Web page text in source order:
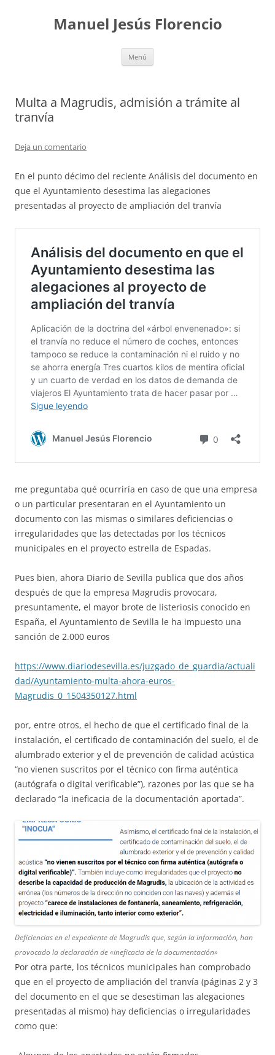
contenidoManuel Jesús Florencio
Menú
Multa a Magrudis, admisión a trámite al
tranvía
Deja un comentario
En el punto décimo del reciente Análisis del documento en
que el Ayuntamiento desestima las alegaciones
presentadas al proyecto de ampliación del tranvía
me preguntaba qué ocurriría en caso de que una empresa
o un particular presentaran en el Ayuntamiento un
documento con las mismas o similares deficiencias o
irregularidades que las detectadas por los técnicos
municipales en el proyecto estrella de Espadas.
Pues bien, ahora Diario de Sevilla publica que dos años
después de que la empresa Magrudis provocara,
presuntamente, el mayor brote de listeriosis conocido en
España, el Ayuntamiento de Sevilla le ha impuesto una
sanción de 2.000 euros
https://www.diariodesevilla.es/juzgado_de_guardia/actuali
dad/Ayuntamiento-multa-ahora-euros-
Magrudis_0_1504350127.html
por, entre otros, el hecho de que el certificado final de la
instalación, el certificado de contaminación del suelo, el de
alumbrado exterior y el de prevención de calidad acústica
“no vienen suscritos por el técnico con firma auténtica
(autógrafa o digital verificable”), razones por las que se ha
declarado “la ineficacia de la documentación aportada”.
Deficiencias en el expediente de Magrudis que, según la información, han
provocado la declaración de «ineficacia de la documentación»
Por otra parte, los técnicos municipales han comprobado
que en el proyecto de ampliación del tranvía (páginas 2 y 3
del documento en el que se desestiman las alegaciones
presentadas al mismo) hay deficiencias o irregularidades
como que: